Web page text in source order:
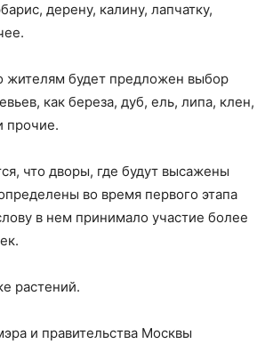
дерену, калину, лапчатку,
жителям будет предложен выбор
как береза, дуб, ель, липа, клен,
прочие.
что дворы, где будут высажены
во время первого этапа
в нем принимало участие более
растений.
и правительства Москвы